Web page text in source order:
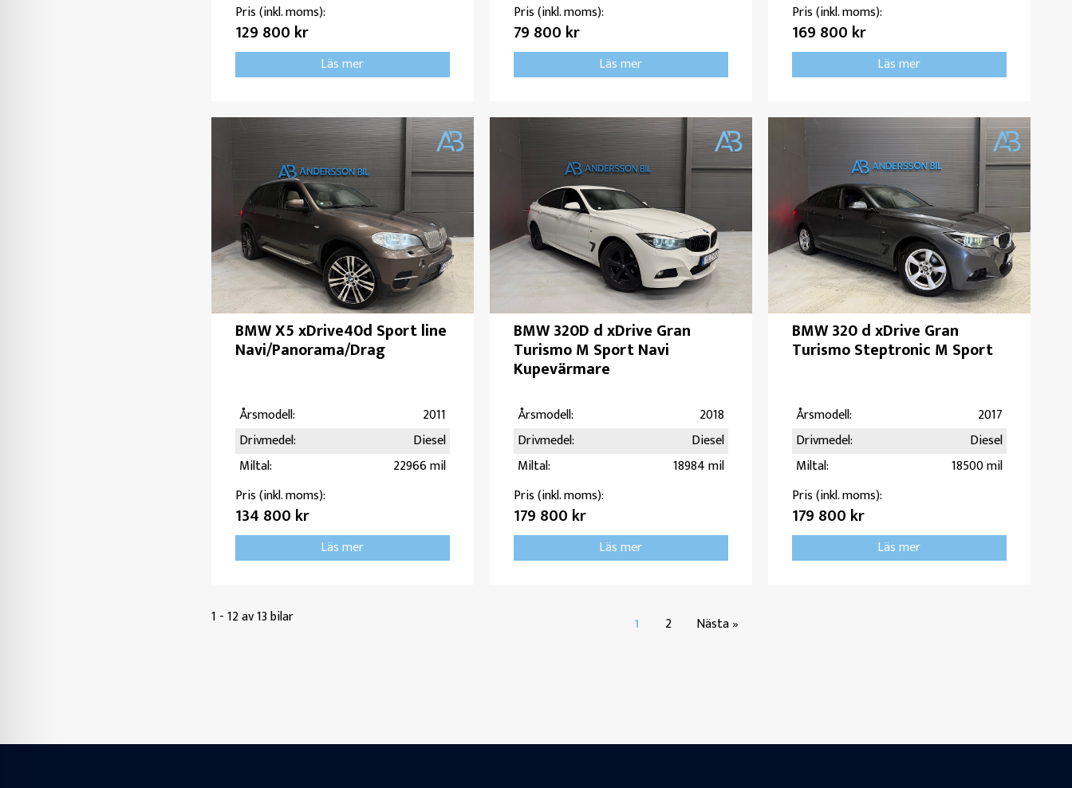
Pris (inkl. moms):
129 800 kr
Läs mer
Pris (inkl. moms):
79 800 kr
Läs mer
Pris (inkl. moms):
169 800 kr
Läs mer
BMW X5 xDrive40d Sport line
Navi/Panorama/Drag
Årsmodell:
2011
Drivmedel:
Diesel
Miltal:
22966 mil
Pris (inkl. moms):
134 800 kr
Läs mer
BMW 320D d xDrive Gran
Turismo M Sport Navi
Kupevärmare
Årsmodell:
2018
Drivmedel:
Diesel
Miltal:
18984 mil
Pris (inkl. moms):
179 800 kr
Läs mer
BMW 320 d xDrive Gran
Turismo Steptronic M Sport
Årsmodell:
2017
Drivmedel:
Diesel
Miltal:
18500 mil
Pris (inkl. moms):
179 800 kr
Läs mer
1 - 12 av 13 bilar 1 2 Nästa »